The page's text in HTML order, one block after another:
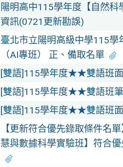
陽明高中115學年度【自然
資訊(0721更新勘誤)
臺北市立陽明高級中學115
（AI專班） 正、備取名單
[雙語]115學年度★★雙語班
[雙語]115學年度★★雙語班
[雙語]115學年度★★雙語班
【更新符合優先錄取條件名
慧與數據科學實驗班】符合